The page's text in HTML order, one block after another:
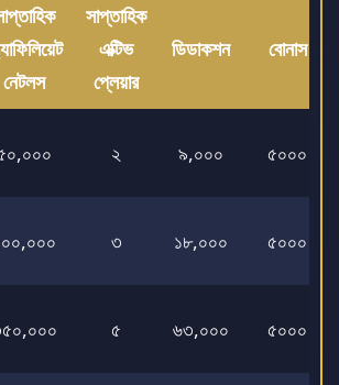
নেটলস
সাপ্তাহিক
এক্টিভ
প্লেয়ার
ডিডাকশন বোনাস
২ ৯,০০০ ৫০০০
৩ ১৮,০০০ ৫০০০
৫ ৬৩,০০০ ৫০০০